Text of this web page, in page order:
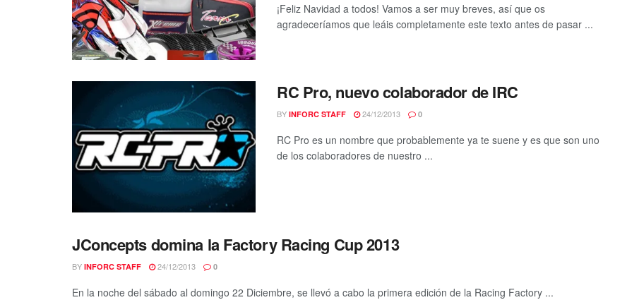
¡Feliz Navidad a todos! Vamos a ser muy breves, así que os
agradeceríamos que leáis completamente este texto antes de pasar ...
RC Pro, nuevo colaborador de IRC
BY INFORC STAFF 24/12/2013 0
RC Pro es un nombre que probablemente ya te suene y es que son uno
de los colaboradores de nuestro ...
JConcepts domina la Factory Racing Cup 2013
BY INFORC STAFF 24/12/2013 0
En la noche del sábado al domingo 22 Diciembre, se llevó a cabo la primera edición de la Racing Factory ...